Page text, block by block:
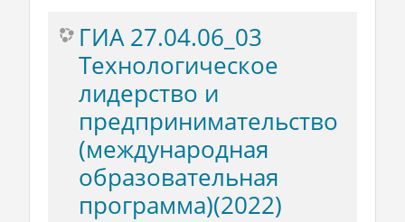
ГИА 27.04.06_03
Технологическое
лидерство и
предпринимательство
(международная
образовательная
программа)(2022)